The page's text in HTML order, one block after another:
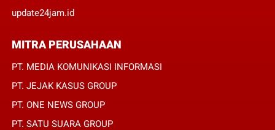
update24jam.id
MITRA PERUSAHAAN
PT. MEDIA KOMUNIKASI INFORMASI
PT. JEJAK KASUS GROUP
PT. ONE NEWS GROUP
PT. SATU SUARA GROUP